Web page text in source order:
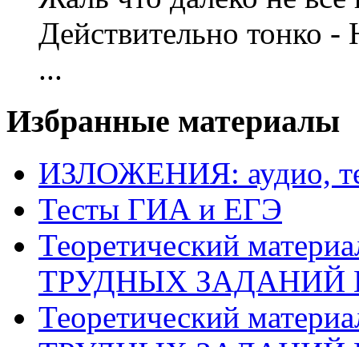
Действительно тонко
...
Избранные материалы
ИЗЛОЖЕНИЯ: аудио,
Тесты ГИА и ЕГЭ
Теоретический
ТРУДНЫХ ЗАДАНИЙ
Теоретический